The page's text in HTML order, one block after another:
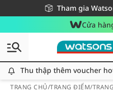
Tham gia
Miễn phí giao hàng
Giao hàng nhanh 24h -
Cửa
Thu thập thêm voucher
TRANG CHỦ/TRANG ĐIỂM/